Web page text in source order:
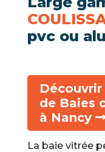
pvc ou
Découvrir
de Baies
à Nancy
La baie vitrée